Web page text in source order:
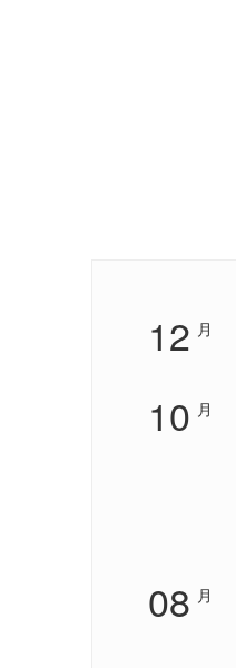
12 月
10 月
08 月